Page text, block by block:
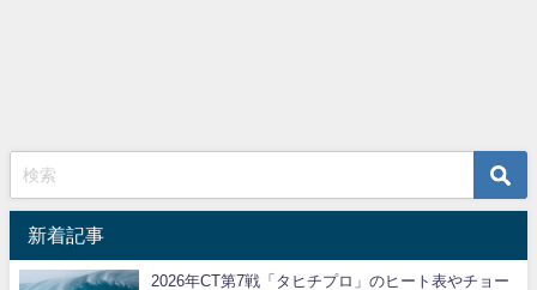
新着記事
2026年CT第7戦「タヒチプロ」のヒート表やチョー